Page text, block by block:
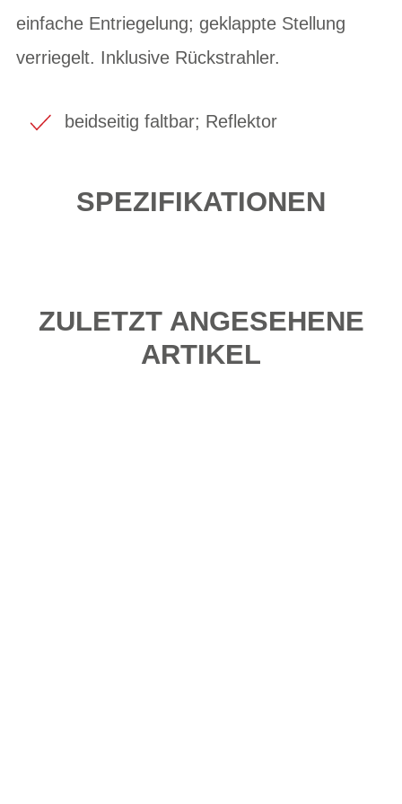
einfache Entriegelung; geklappte Stellung
verriegelt. Inklusive Rückstrahler.
beidseitig faltbar; Reflektor
SPEZIFIKATIONEN
ZULETZT ANGESEHENE
ARTIKEL